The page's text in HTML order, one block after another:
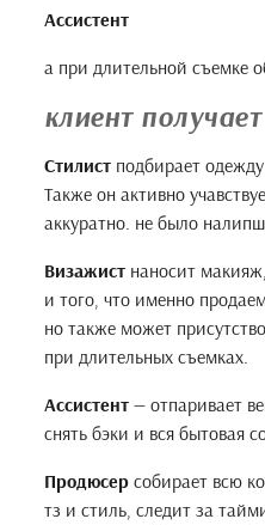
Ассистент
а при длительной съемке
клиент
Стилист подбирает
Также он активно
аккуратно. не было
Визажист наносит
и того, что именно
но также может
при длительных съемках.
Ассистент — отпаривает
снять бэки и вся бытовая
Продюсер собирает всю
тз и стиль, следит за